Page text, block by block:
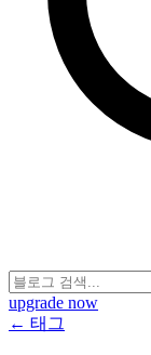
upgrade now
← 태그